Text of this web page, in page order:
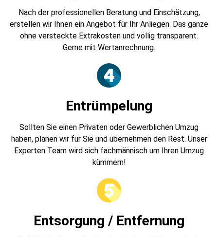
Nach der professionellen Beratung und Einschätzung,
erstellen wir Ihnen ein Angebot für Ihr Anliegen. Das ganze
ohne versteckte Extrakosten und völlig transparent.
Gerne mit Wertanrechnung.
Entrümpelung
Sollten Sie einen Privaten oder Gewerblichen Umzug
haben, planen wir für Sie und übernehmen den Rest. Unser
Experten Team wird sich fachmännisch um Ihren Umzug
kümmern!
Entsorgung / Entfernung